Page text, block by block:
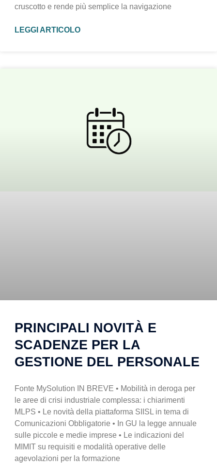
cruscotto e rende più semplice la navigazione
LEGGI ARTICOLO
PRINCIPALI NOVITÀ E
SCADENZE PER LA
GESTIONE DEL PERSONALE
Fonte MySolution IN BREVE • Mobilità in deroga per
le aree di crisi industriale complessa: i chiarimenti
MLPS • Le novità della piattaforma SIISL in tema di
Comunicazioni Obbligatorie • In GU la legge annuale
sulle piccole e medie imprese • Le indicazioni del
MIMIT su requisiti e modalità operative delle
agevolazioni per la formazione